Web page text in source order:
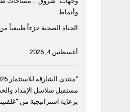
وأنماط
الحياة الصحية جزءاً طبيعياً من
أغسطس 4, 2026
مستقبل سلاسل الإمداد
برعاية استراتيجية من